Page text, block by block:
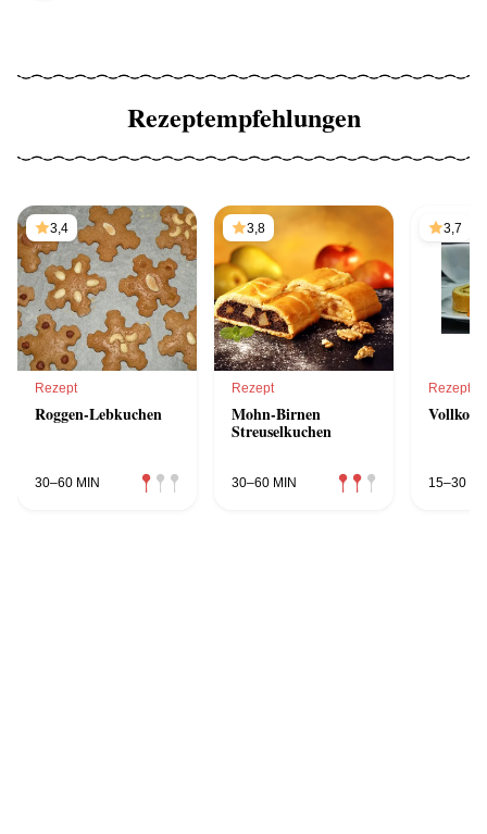
Rezeptempfehlungen
3,4
Rezept
Roggen-Lebkuchen
30–60 MIN
3,8
Rezept
Mohn-Birnen
Streuselkuchen
30–60 MIN
3,7
Rezept
15–30